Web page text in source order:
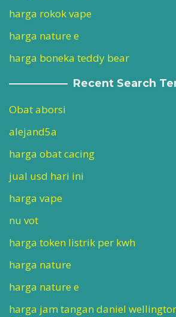
harga rokok vape
harga nature e
harga boneka teddy bear
Recent Search
Obat aborsi
alejand5a
harga obat cacing
jual usd hari ini
harga vape
nu vot
harga token listrik per kwh
harga nature
harga nature e
harga jam tangan daniel